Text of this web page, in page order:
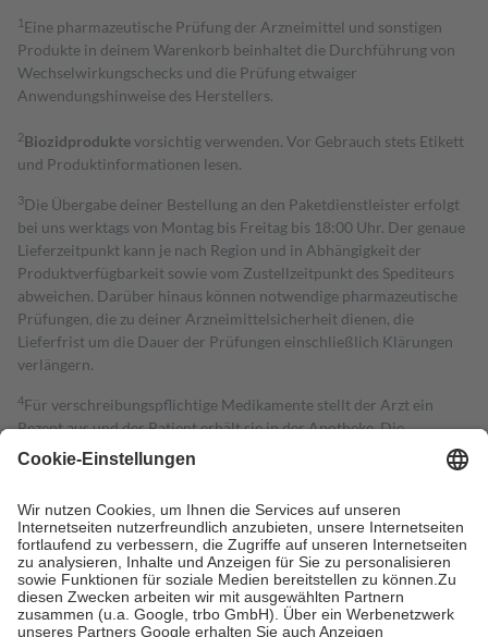
1 Eine pharmazeutische Prüfung der Arzneimittel und sonstigen
Produkte in deinem Warenkorb beinhaltet die Durchführung von
Wechselwirkungschecks und die Prüfung etwaiger
Anwendungshinweise des Herstellers.
2Biozidproduktevorsichtig verwenden. Vor Gebrauch stets Etikett
und Produktinformationen lesen.
3Die Übergabe deiner Bestellung an den Paketdienstleister erfolgt
bei uns werktags von Montag bis Freitag bis 18:00 Uhr. Der genaue
Lieferzeitpunkt kann je nach Region und in Abhängigkeit der
Produktverfügbarkeit sowie vom Zustellzeitpunkt des Spediteurs
abweichen. Darüber hinaus können notwendige pharmazeutische
Prüfungen, die zu deiner Arzneimittelsicherheit dienen, die
Lieferfrist um die Dauer der Prüfungen einschließlich Klärungen
verlängern.
4Für verschreibungspflichtige Medikamente stellt der Arzt ein
Rezept aus und der Patient erhält sie in der Apotheke. Die
gesetzliche Krankenversicherung übernimmt in der Regel die
Kosten dafür, der Versicherte trägt einen Teil davon als Zuzahlung
Grundsätzlich leisten Mitglieder Zuzahlungen in Höhe von zehn
Prozent des Abgabepreises,mindestens jedochfünf Euround
höchstens zehn Euro.Es sind jedoch nie mehr als die tatsächlichen
Kosten der Leistung zu entrichten.
Diese Regeln gelten grundsätzlich auch für Online-Apotheken.
Bei Heilmitteln und häuslicher Krankenpflege beträgt die